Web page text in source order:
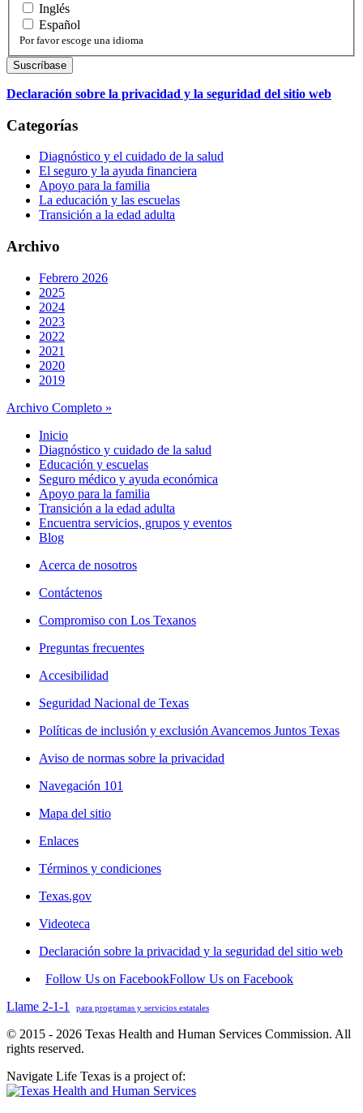
Inglés
Español
Por favor escoge una idioma
Declaración sobre la privacidad y la seguridad del sitio web
Categorías
Diagnóstico y el cuidado de la salud
El seguro y la ayuda financiera
Apoyo para la familia
La educación y las escuelas
Transición a la edad adulta
Archivo
Febrero 2026
2025
2024
2023
2022
2021
2020
2019
Archivo Completo »
Inicio
Diagnóstico y cuidado de la salud
Educación y escuelas
Seguro médico y ayuda económica
Apoyo para la familia
Transición a la edad adulta
Encuentra servicios, grupos y eventos
Blog
Acerca de nosotros
Contáctenos
Compromiso con Los Texanos
Preguntas frecuentes
Accesibilidad
Seguridad Nacional de Texas
Políticas de inclusión y exclusión Avancemos Juntos Texas
Aviso de normas sobre la privacidad
Navegación 101
Mapa del sitio
Enlaces
Términos y condiciones
Texas.gov
Videoteca
Declaración sobre la privacidad y la seguridad del sitio web
Follow Us on FacebookFollow Us on Facebook
Llame 2-1-1
para programas y servicios estatales
© 2015 - 2026 Texas Health and Human Services Commission. All
rights reserved.
Navigate Life Texas is a project of: